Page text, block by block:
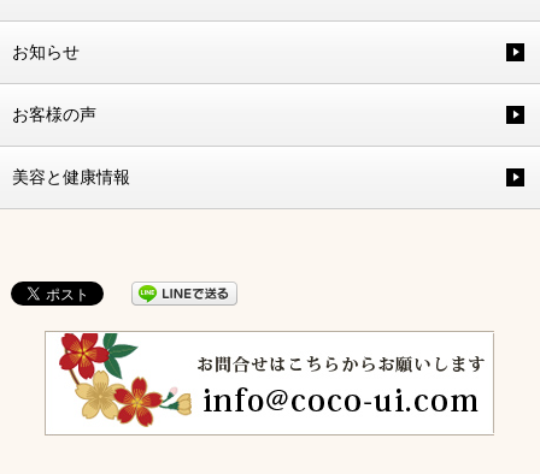
お知らせ
お客様の声
美容と健康情報